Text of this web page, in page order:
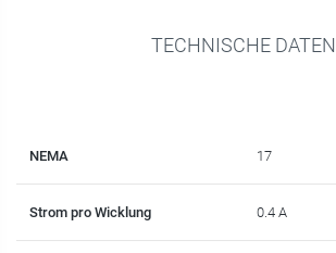
TECHNISCHE DATEN
NEMA 17
Strom pro Wicklung 0.4 A